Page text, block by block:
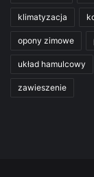
klimatyzacja
opony zimowe
układ hamulcowy
zawieszenie